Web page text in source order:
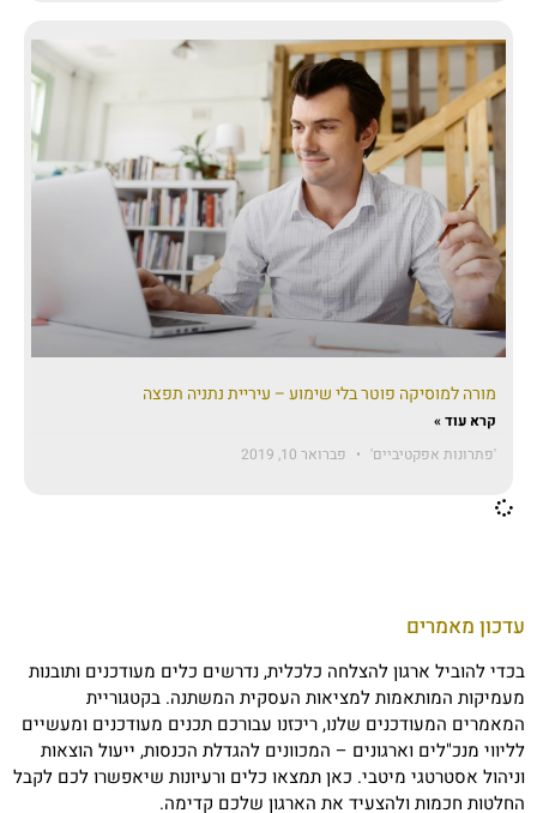
מורה למוסיקה פוטר בלי שימוע – עיריית נתניה תפצה
קרא עוד »
'פתרונות אפקטיביים'
פברואר 10, 2019
עדכון מאמרים
בכדי להוביל ארגון להצלחה כלכלית, נדרשים כלים מעודכנים ותובנות
מעמיקות המותאמות למציאות העסקית המשתנה. בקטגוריית
המאמרים המעודכנים שלנו, ריכזנו עבורכם תכנים מעודכנים ומעשיים
לליווי מנכ"לים וארגונים – המכוונים להגדלת הכנסות, ייעול הוצאות
וניהול אסטרטגי מיטבי. כאן תמצאו כלים ורעיונות שיאפשרו לכם לקבל
החלטות חכמות ולהצעיד את הארגון שלכם קדימה.